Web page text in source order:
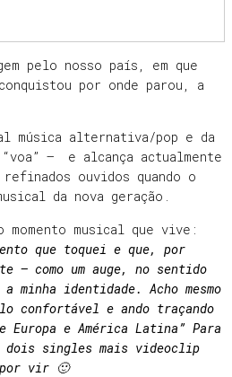
pelo nosso país, em que
por onde parou, a
música alternativa/pop e da
– e alcança actualmente
ouvidos quando o
da nova geração.
musical que vive:
que toquei e que, por
– como um auge, no sentido
minha identidade. Acho mesmo
confortável e ando traçando
e América Latina” Para
dois singles mais videoclip
por vir 🙂